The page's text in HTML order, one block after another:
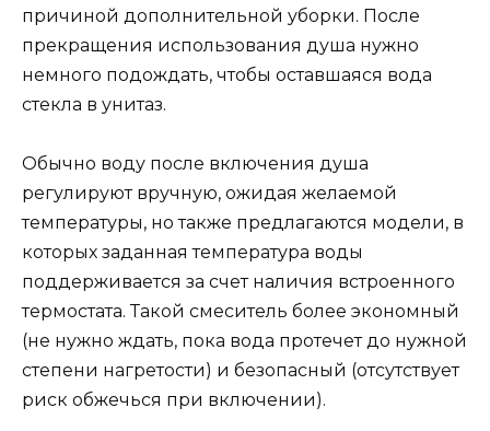
причиной дополнительной уборки. После
прекращения использования душа нужно
немного подождать, чтобы оставшаяся вода
стекла в унитаз.
Обычно воду после включения душа
регулируют вручную, ожидая желаемой
температуры, но также предлагаются модели, в
которых заданная температура воды
поддерживается за счет наличия встроенного
термостата. Такой смеситель более экономный
(не нужно ждать, пока вода протечет до нужной
степени нагретости) и безопасный (отсутствует
риск обжечься при включении).